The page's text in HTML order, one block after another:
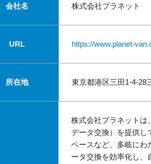
会社名 株式会社プラネット
URL https://www.planet-
所在地 東京都港区三田1-4-28
株式会社プラネットは
データ交換）を提供し
ベースなど、多岐にわ
ータ交換を効率化し、